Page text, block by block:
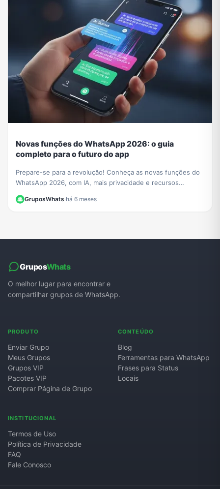
Novas funções do WhatsApp 2026: o guia
completo para o futuro do app
Prepare-se para a revolução! Conheça as novas funções do
WhatsApp 2026, com IA, mais privacidade e recursos
GruposWhats·há 6 meses
GruposWhats
O melhor lugar para encontrar e
compartilhar grupos de WhatsApp.
PRODUTO
Enviar Grupo
Meus Grupos
Grupos VIP
Pacotes VIP
Comprar Página de Grupo
CONTEÚDO
Blog
Ferramentas para WhatsApp
Frases para Status
Locais
INSTITUCIONAL
Termos de Uso
Política de Privacidade
FAQ
Fale Conosco